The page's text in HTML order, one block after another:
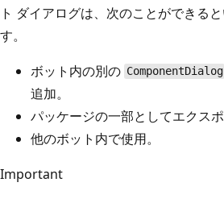
ト ダイアログは、次のことができる
す。
ボット内の別の ComponentDialog
追加。
パッケージの一部としてエクスポ
他のボット内で使用。
Important